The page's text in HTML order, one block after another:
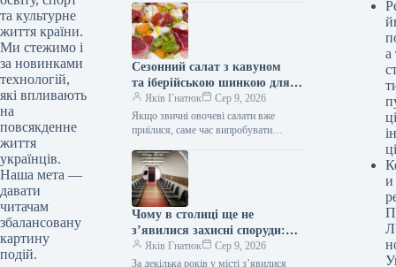
та культурне
життя країни.
Ми стежимо і
за новинками
технологій,
які впливають
на
повсякденне
життя
українців.
Наша мета —
давати
читачам
збалансовану
картину
подій.
на Житомир. Внаслідок обстрілу
постраждало…
Сезонний салат з кавуном
та іберійською шинкою для
цінителів вишуканих смаків
Яків Гнатюк
Сер 9, 2026
Якщо звичні овочеві салати вже
приїлися, саме час випробувати
фудблогерів у всьому світі. Солодка
диня, вершковий сир…
Чому в столиці ще не
з’явилися захисні споруди:
відповідь спантеличить
Яків Гнатюк
Сер 9, 2026
За декілька років у місті з’явилися
а
ці
и